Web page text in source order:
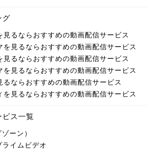
グ
見るならおすすめの動画配信サービス
を見るならおすすめの動画配信サービス
見るならおすすめの動画配信サービス
を見るならおすすめの動画配信サービス
るならおすすめの動画配信サービス
を見るならおすすめの動画配信サービス
ビス一覧
ーン）
イムビデオ